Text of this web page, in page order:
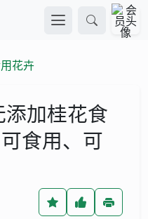
花卉
添加桂花食
食用、可